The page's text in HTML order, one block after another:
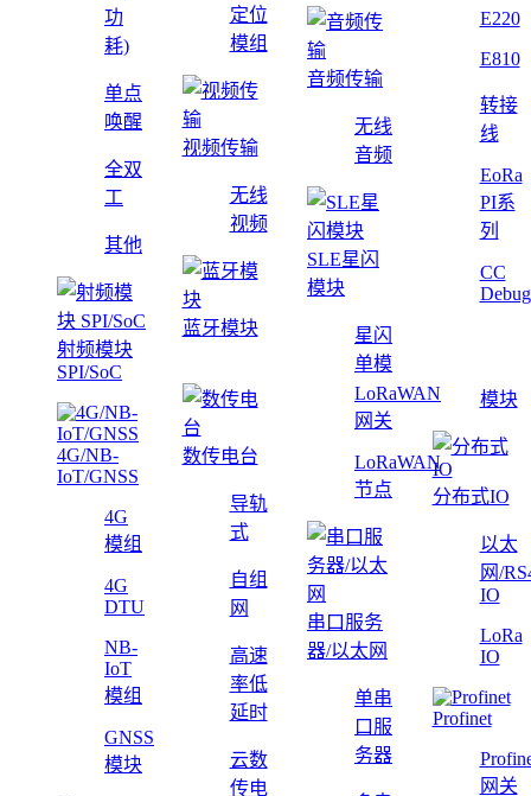
功
耗)
单点
唤醒
全双
工
其他
射频模块
SPI/SoC
定位
模组
视频传输
无线
视频
蓝牙模块
音频传输
无线
音频
SLE星闪
模块
星闪
单模
E220
E810
转接
线
EoRa
PI系
列
CC
4G/NB-
IoT/GNSS
4G
模组
4G
DTU
NB-
IoT
模组
GNSS
模块
数传电台
导轨
式
自组
网
高速
率低
延时
云数
传电
LoRaWAN
网关
LoRaWAN
节点
串口服务
器/以太网
单串
口服
务器
模块
分布式IO
以太
网/
IO
LoRa
IO
Profinet
网关